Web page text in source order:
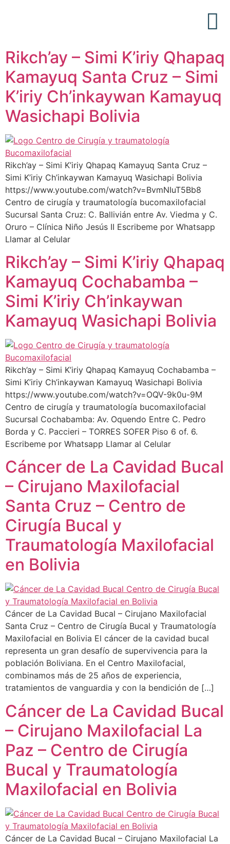
Rikch’ay – Simi K’iriy Qhapaq
Kamayuq Santa Cruz – Simi
K’iriy Ch’inkaywan Kamayuq
Wasichapi Bolivia
Rikch’ay – Simi K’iriy Qhapaq Kamayuq Santa Cruz –
Simi K’iriy Ch’inkaywan Kamayuq Wasichapi Bolivia
https://www.youtube.com/watch?v=BvmNIuT5Bb8
Centro de cirugía y traumatología bucomaxilofacial
Sucursal Santa Cruz: C. Ballivián entre Av. Viedma y C.
Oruro – Clínica Niño Jesús II Escribeme por Whatsapp
Llamar al Celular
Rikch’ay – Simi K’iriy Qhapaq
Kamayuq Cochabamba –
Simi K’iriy Ch’inkaywan
Kamayuq Wasichapi Bolivia
Rikch’ay – Simi K’iriy Qhapaq Kamayuq Cochabamba –
Simi K’iriy Ch’inkaywan Kamayuq Wasichapi Bolivia
https://www.youtube.com/watch?v=OQV-9k0u-9M
Centro de cirugía y traumatología bucomaxilofacial
Sucursal Cochabamba: Av. Oquendo Entre C. Pedro
Borda y C. Paccieri – TORRES SOFER Piso 6 of. 6.
Escribeme por Whatsapp Llamar al Celular
Cáncer de La Cavidad Bucal
– Cirujano Maxilofacial
Santa Cruz – Centro de
Cirugía Bucal y
Traumatología Maxilofacial
en Bolivia
Cáncer de La Cavidad Bucal – Cirujano Maxilofacial
Santa Cruz – Centro de Cirugía Bucal y Traumatología
Maxilofacial en Bolivia El cáncer de la cavidad bucal
representa un gran desafío de supervivencia para la
población Boliviana. En el Centro Maxilofacial,
combinamos más de 25 años de experiencia,
tratamientos de vanguardia y con la bendición de […]
Cáncer de La Cavidad Bucal
– Cirujano Maxilofacial La
Paz – Centro de Cirugía
Bucal y Traumatología
Maxilofacial en Bolivia
Cáncer de La Cavidad Bucal – Cirujano Maxilofacial La